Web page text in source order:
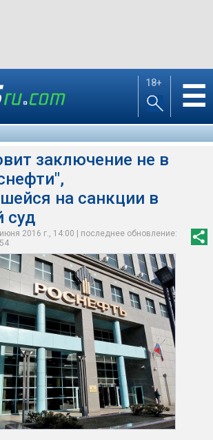
18+ ☰
заключение не в
на санкции в
суд
2016 г., 14:00 | последнее обновление: